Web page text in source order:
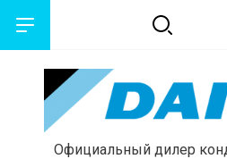
Официальный дилер